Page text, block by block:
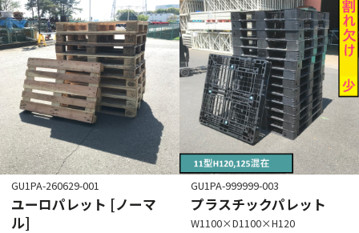
GU1PA-260629-001
ユーロパレット [ノーマ
ル]
GU1PA-999999-003
プラスチックパレット
W1100×D1100×H120